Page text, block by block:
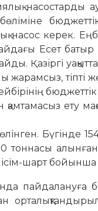
насостарды
насос керек.
Есет батыр
Қазіргі
жарамсыз, тіпті
бюд­жет­тік
ету
Бүгінде
тоннасы алынған.
шарт бойынша
пайдалануға